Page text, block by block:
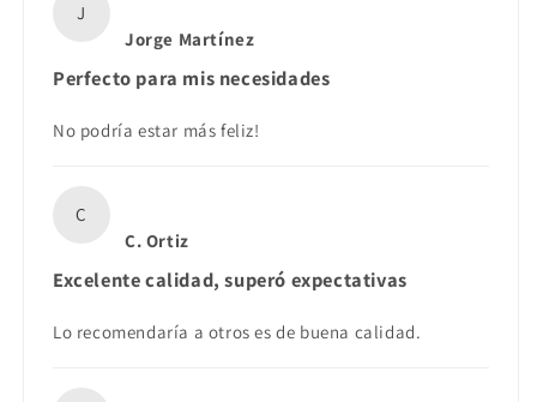
J
Jorge Martínez
Perfecto para mis necesidades
No podría estar más feliz!
C
C. Ortiz
Excelente calidad, superó expectativas
Lo recomendaría a otros es de buena calidad.